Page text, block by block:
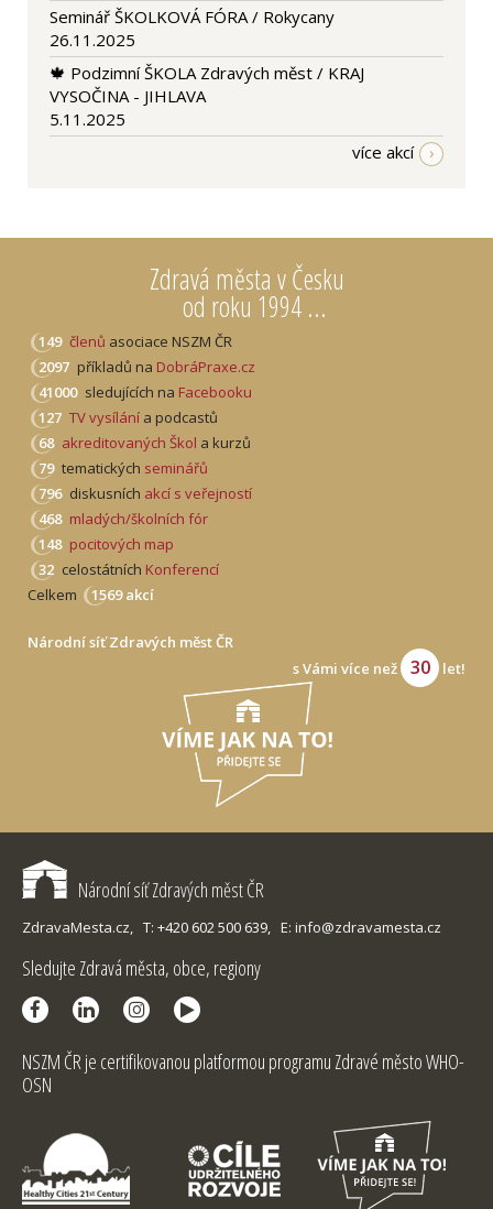
Zdravá města v Česku
od roku 1994 ...
149 členů asociace NSZM ČR
2097 příkladů na DobráPraxe.cz
41000 sledujících na Facebooku
127 TV vysílání a podcastů
68 akreditovaných Škol a kurzů
79 tematických seminářů
796 diskusních akcí s veřejností
468 mladých/školních fór
148 pocitových map
32 celostátních Konferencí
Celkem
1569 akcí
Národní síť Zdravých měst ČR
s Vámi více než
30 let!
Seminář ŠKOLKOVÁ FÓRA / Rokycany
26.11.2025
🍁 Podzimní ŠKOLA Zdravých měst / KRAJ
VYSOČINA - JIHLAVA
5.11.2025
více akcí
Národní síť Zdravých měst ČR
ZdravaMesta.cz, T: +420 602 500 639, E: info@zdravamesta.cz
Sledujte Zdravá města, obce, regiony
NSZM ČR je certifikovanou platformou programu Zdravé město WHO-
OSN